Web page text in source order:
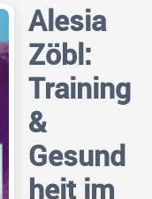
Alesia
Zöbl:
Training
&
Gesund
heit im